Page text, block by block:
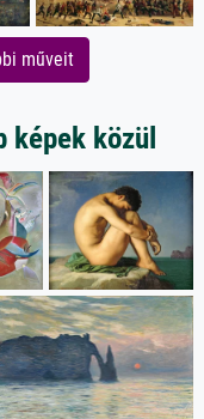
műveit
képek közül